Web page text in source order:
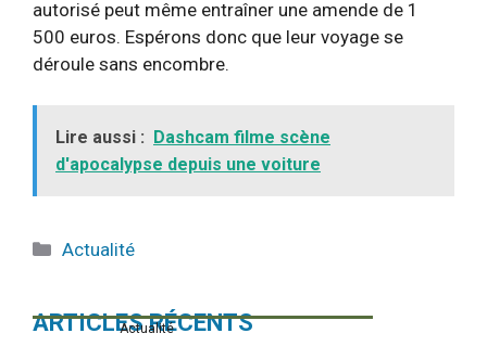
autorisé peut même entraîner une amende de 1
500 euros. Espérons donc que leur voyage se
déroule sans encombre.
Lire aussi : Dashcam filme scène
d'apocalypse depuis une voiture
Catégories
Actualité
ARTICLES RÉCENTS
Actualité